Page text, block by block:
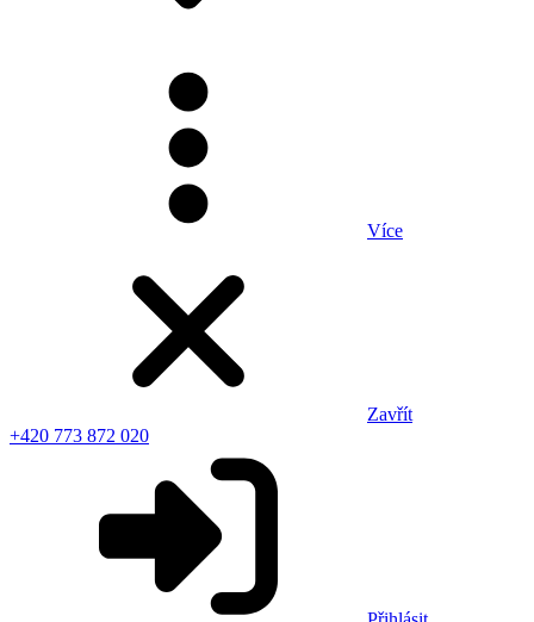
Více
Zavřít
+420 773 872 020